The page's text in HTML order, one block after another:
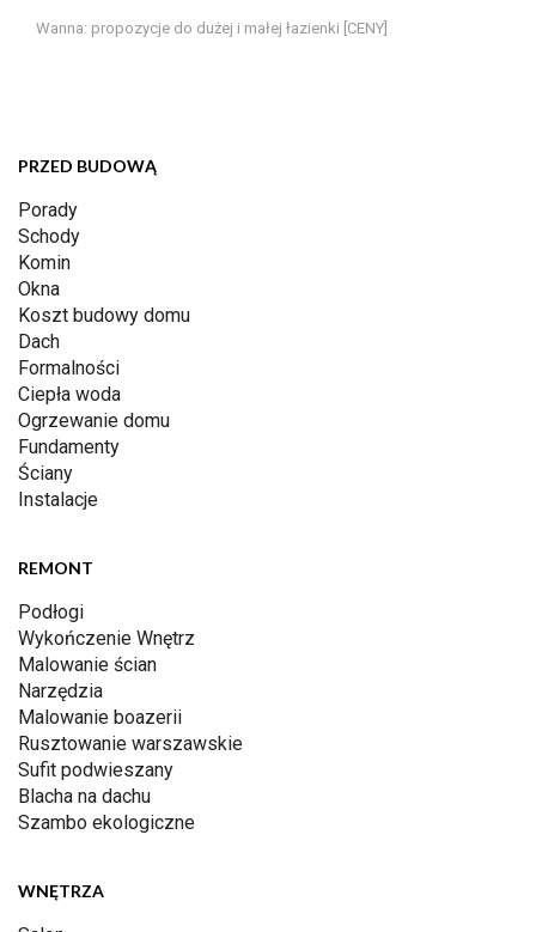
Wanna: propozycje do dużej i małej łazienki [CENY]
PRZED BUDOWĄ
Porady
Schody
Komin
Okna
Koszt budowy domu
Dach
Formalności
Ciepła woda
Ogrzewanie domu
Fundamenty
Ściany
Instalacje
REMONT
Podłogi
Wykończenie Wnętrz
Malowanie ścian
Narzędzia
Malowanie boazerii
Rusztowanie warszawskie
Sufit podwieszany
Blacha na dachu
Szambo ekologiczne
WNĘTRZA